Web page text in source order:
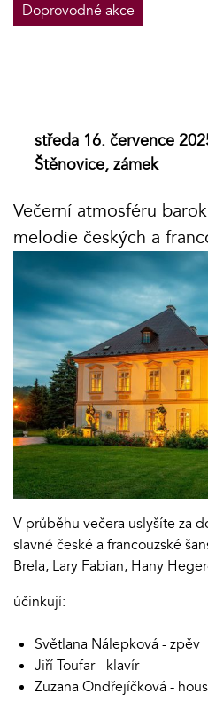
Doprovodné akce
středa 16. července
Štěnovice, zámek
Večerní atmosféru
melodie českých a
V průběhu večera uslyšíte za
slavné české a francouzské
Brela, Lary Fabian, Hany
účinkují:
Světlana Nálepková - zpěv
Jiří Toufar - klavír
Zuzana Ondřejíčková -